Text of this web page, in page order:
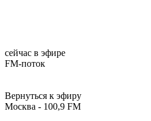
сейчас в эфире
FM-поток
Вернуться к эфиру
Москва - 100,9 FM